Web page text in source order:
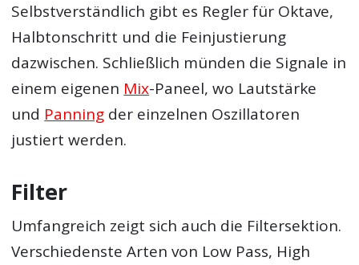
Selbstverständlich gibt es Regler für Oktave,
Halbtonschritt und die Feinjustierung
dazwischen. Schließlich münden die Signale in
einem eigenen Mix-Paneel, wo Lautstärke
und Panning der einzelnen Oszillatoren
justiert werden.
Filter
Umfangreich zeigt sich auch die Filtersektion.
Verschiedenste Arten von Low Pass, High